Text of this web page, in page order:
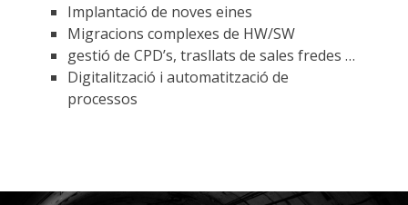
Implantació de noves eines
Migracions complexes de HW/SW
gestió de CPD’s, trasllats de sales fredes …
Digitalització i automatització de
processos